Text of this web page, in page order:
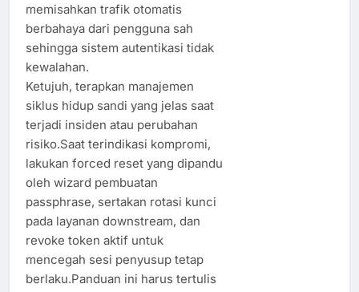
memisahkan trafik otomatis
berbahaya dari pengguna sah
sehingga sistem autentikasi tidak
kewalahan.
Ketujuh, terapkan manajemen
siklus hidup sandi yang jelas saat
terjadi insiden atau perubahan
risiko.Saat terindikasi kompromi,
lakukan forced reset yang dipandu
oleh wizard pembuatan
passphrase, sertakan rotasi kunci
pada layanan downstream, dan
revoke token aktif untuk
mencegah sesi penyusup tetap
berlaku.Panduan ini harus tertulis